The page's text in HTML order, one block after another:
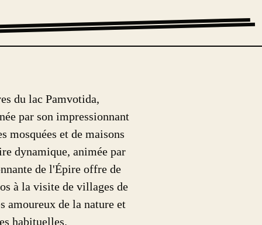
du lac Pamvotida,
par son impressionnant
mosquées et de maisons
dynamique, animée par
de l'Épire offre de
à la visite de villages de
amoureux de la nature et
habituelles.